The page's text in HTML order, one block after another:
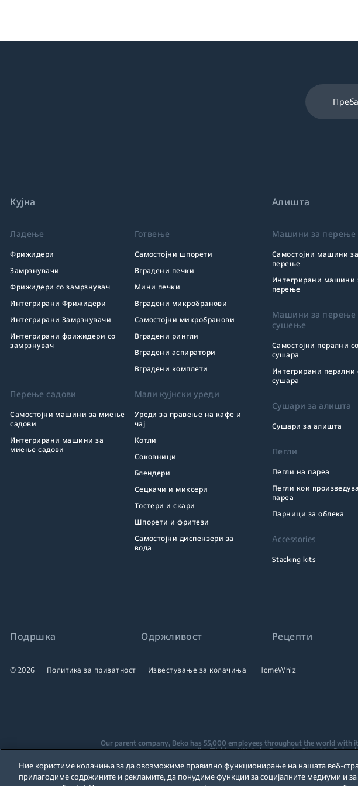
Кујна
Ладење
Фрижидери
Замрзнувачи
Фрижидери со замрзнувач
Интегрирани Фрижидери
Интегрирани Замрзнувачи
Интегрирани фрижидери со
замрзнувач
Готвење
Самостојни шпорети
Вградени печки
Мини печки
Вградени микробранови
Самостојни микробранови
Вградени рингли
Вградени аспиратори
Вградени комплети
Перење садови
Самостојни машини за миење
садови
Интегрирани машини за
миење садови
Мали кујнски уреди
Уреди за правење на кафе и
чај
Котли
Соковници
Блендери
Сецкачи и миксери
Тостери и скари
Шпорети и фритези
Самостојни диспензери за
вода
Алишта
Машини за перење
Самостојни машини за
перење
Интегрирани машини
перење
Машини за перење
сушење
Самостојни перални со
сушара
Интегрирани перални
сушара
Сушари за алишта
Сушари за алишта
Пегли
Пегли на пареа
Пегли кои
пареа
Парници за облека
Accessories
Stacking kits
Подршка Одржливост Рецепти
© 2026 Политика за приватност Известување за колачиња HomeWhiz
Our parent company, Beko has 55,000 employees throughout the world with
(i.e. Türkiye, UK, Italy, Romania, Slovakia,
Beko became the largest white goods company in Europe with its
are home to over 2,300 researchers and
Ние користиме колачиња за да овозможиме правилно функционирање на нашата веб-
прилагодиме содржините и рекламите, да понудиме функции за социјалните медиуми и